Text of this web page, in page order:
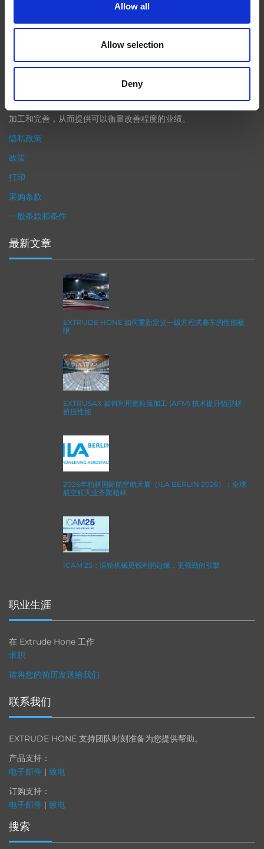
Allow all
Allow selection
Deny
在航空航天、汽车、能源和医疗等领域，部件的高精度加工对最终
产品性能等级的精致度十分关键。我们的机床采用完整的加工方法
（加工时间仅占其他方法所需时间的一小部分）来提高成品轮廓的
精度。事实上，我们的 易趋宏公司（EXTRUDE HONE®） 机械加
加工和完善，从而提供可以衡量改善程度的业绩。
隐私政策
政策
打印
采购条款
一般条款和条件
最新文章
EXTRUDE HONE 如何重新定义一级方程式赛车的性能极
限
EXTRUSAX 如何利用磨粒流加工 (AFM) 技术提升铝型材
挤压性能
2026年柏林国际航空航天展（ILA BERLIN 2026）：全球
航空航天业齐聚柏林
ICAM 25：涡轮机械更锐利的边缘，更强劲的引擎
职业生涯
在 Extrude Hone 工作
求职
请将您的简历发送给我们
联系我们
EXTRUDE HONE 支持团队时刻准备为您提供帮助。
产品支持：
电子邮件 | 致电
订购支持：
电子邮件 | 致电
搜索